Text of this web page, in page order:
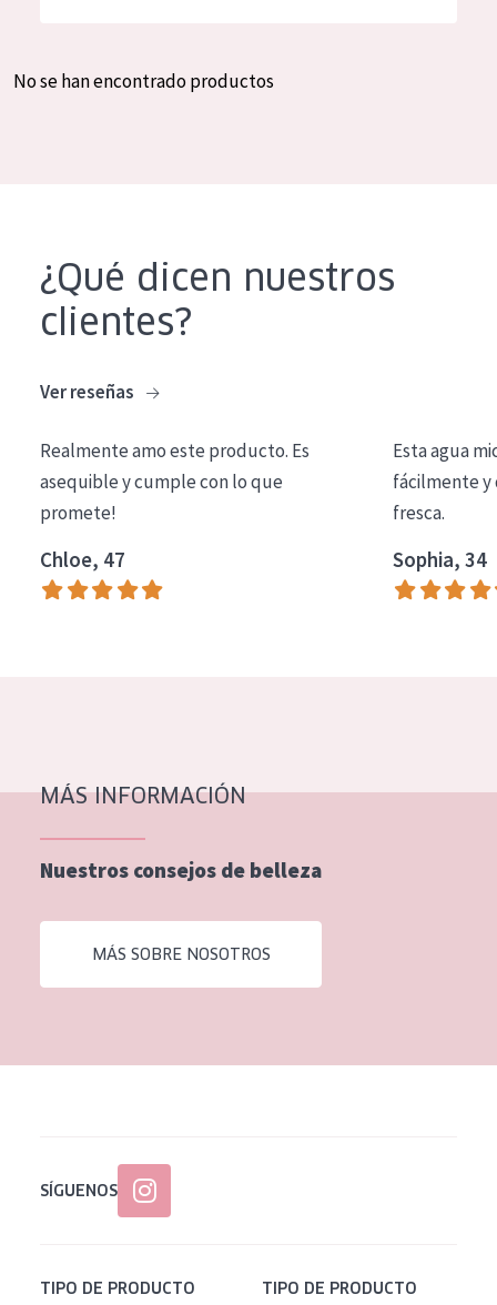
Crema de día
Crema de noche
Limpieza
COLECCIÓN
Essentials
Lift+
Piel normal y seca
Piel mixata o grasa
Piel madura
Piel expuesta al sol
Piel menopáusica
Todas las edades
Spanish
No se han encontrado productos
¿Qué dicen nuestros
clientes?
Ver reseñas
Realmente amo este producto. Es
asequible y cumple con lo que
promete!
Chloe, 47
Esta agua
fácilmente y
fresca.
Sophia, 34
MÁS INFORMACIÓN
Nuestros consejos de belleza
MÁS SOBRE NOSOTROS
SÍGUENOS
TIPO DE PRODUCTO TIPO DE PRODUCTO